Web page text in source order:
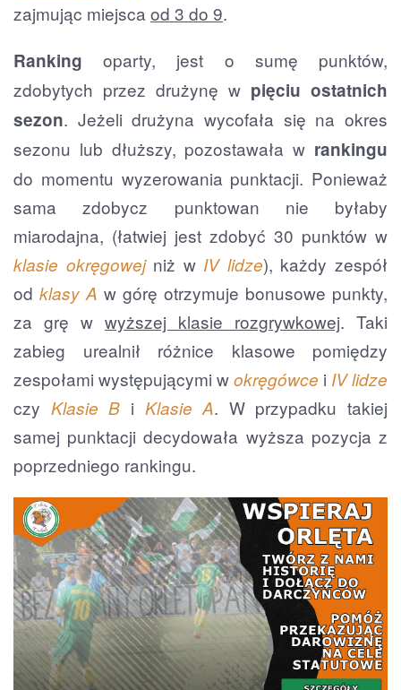
zajmując miejsca od 3 do 9.
Ranking oparty, jest o sumę punktów,
zdobytych przez drużynę w pięciu ostatnich
sezon. Jeżeli drużyna wycofała się na okres
sezonu lub dłuższy, pozostawała w rankingu
do momentu wyzerowania punktacji. Ponieważ
sama zdobycz punktowan nie byłaby
miarodajna, (łatwiej jest zdobyć 30 punktów w
klasie okręgowejniż w IV lidze), każdy zespół
od klasy A w górę otrzymuje bonusowe punkty,
za grę w wyższej klasie rozgrywkowej. Taki
zabieg urealnił różnice klasowe pomiędzy
zespołami występującymi wokręgówce i IV lidze
czy Klasie B i Klasie A. W przypadku takiej
samej punktacji decydowała wyższa pozycja z
poprzedniego rankingu.